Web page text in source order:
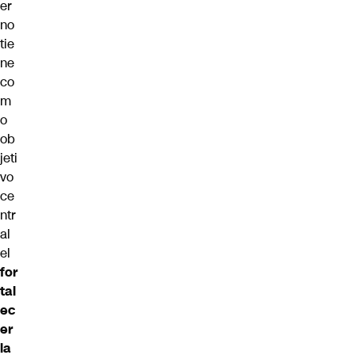
er
no
tie
ne
co
m
o
ob
jeti
vo
ce
ntr
al
el
for
tal
ec
er
la